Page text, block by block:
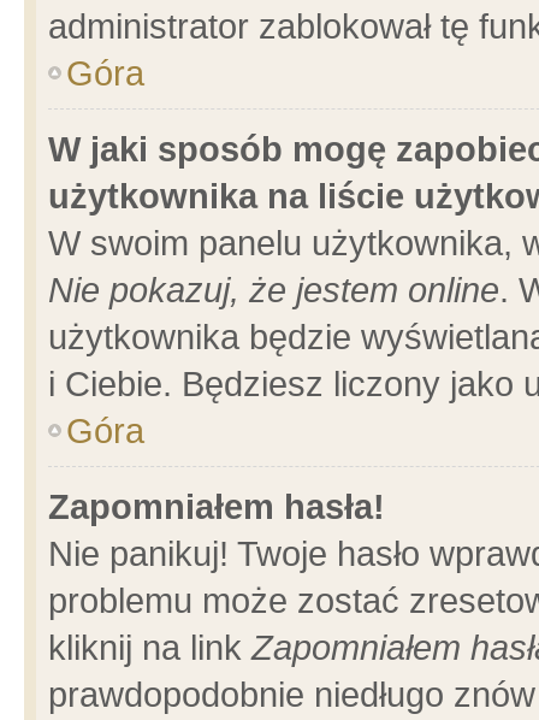
administrator zablokował tę
Góra
W jaki sposób mogę
użytkownika na liście
W swoim panelu użytkownika,
Nie pokazuj, że jestem online.
użytkownika będzie
i Ciebie. Będziesz liczony jako
Góra
Zapomniałem hasła!
Nie panikuj! Twoje hasło
problemu może zostać
kliknij na linkZapomniałem
prawdopodobnie niedługo